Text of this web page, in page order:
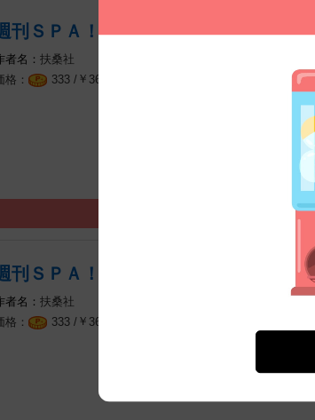
刊ＳＰＡ！ ２０１５／３／３号
扶桑社
333 / ￥ 366
無料㌽で読む
刊ＳＰＡ！ ２０１５年３／１０号
扶桑社
333 / ￥ 366